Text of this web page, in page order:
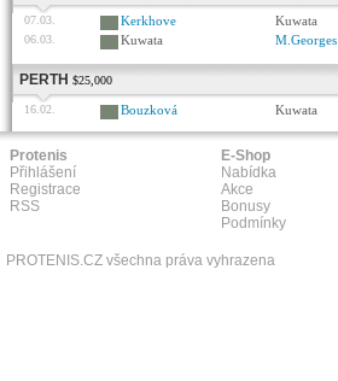
07.03. Kerkhove Kuwata
06.03. Kuwata M.Georges
PERTH $25,000
16.02. Bouzková Kuwata
Protenis
Přihlášení
Registrace
RSS
E-Shop
Nabídka
Akce
Bonusy
Podmínky
PROTENIS.CZ všechna práva vyhrazena